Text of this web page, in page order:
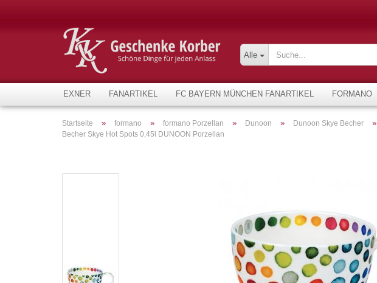
Alle
EXNER FANARTIKEL FC BAYERN MÜNCHEN FANARTIKEL FORMANO
Startseite » formano » formano Porzellan » Dunoon » Dunoon Skye Becher »
Becher Skye Hot Spots 0,45l DUNOON Porzellan